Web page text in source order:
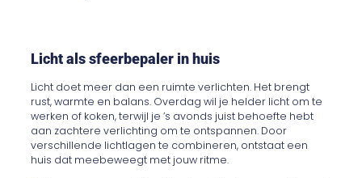
Licht als sfeerbepaler in huis
Licht doet meer dan een ruimte verlichten. Het brengt
rust, warmte en balans. Overdag wil je helder licht om te
werken of koken, terwijl je ’s avonds juist behoefte hebt
aan zachtere verlichting om te ontspannen. Door
verschillende lichtlagen te combineren, ontstaat een
huis dat meebeweegt met jouw ritme.